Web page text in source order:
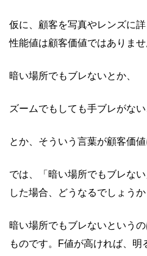
仮に、顧客を写真やレンズに
性能値は顧客価値ではありませ
暗い場所でもブレないとか、
ズームでもしても手ブレがない
とか、そういう言葉が顧客価値
では、「暗い場所でもブレな
した場合、どうなるでしょうか
暗い場所でもブレないという
ものです。
F値が高ければ、明